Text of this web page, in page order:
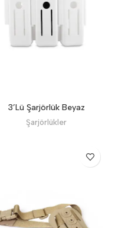
3’Lü Şarjörlük Beyaz
Şarjörlükler